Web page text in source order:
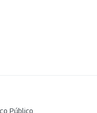
Público